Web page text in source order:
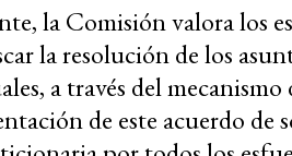
la Comisión valora los
la resolución de los
a través del
de este acuerdo de